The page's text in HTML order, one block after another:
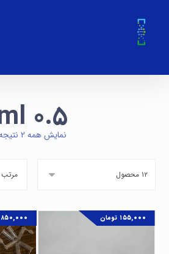
۰.۵ ml
نمایش همه ۲ نتیجه
۱۵۵,۰۰۰ تومان ۸۵۰,۰۰۰